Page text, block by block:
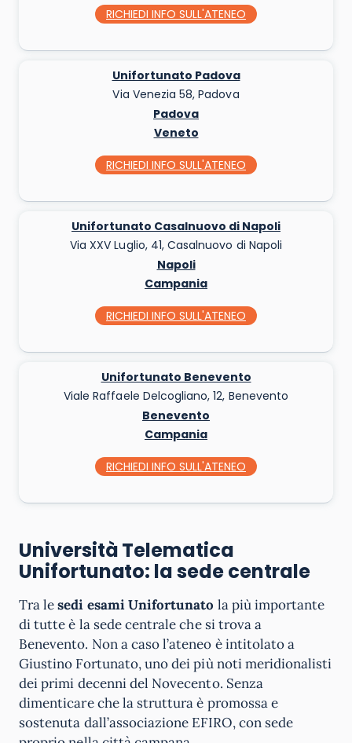
RICHIEDI INFO SULL'ATENEO
Unifortunato Padova
Via Venezia 58, Padova
Padova
Veneto
RICHIEDI INFO SULL'ATENEO
Unifortunato Casalnuovo di Napoli
Via XXV Luglio, 41, Casalnuovo di Napoli
Napoli
Campania
RICHIEDI INFO SULL'ATENEO
Unifortunato Benevento
Viale Raffaele Delcogliano, 12, Benevento
Benevento
Campania
RICHIEDI INFO SULL'ATENEO
Università Telematica
Unifortunato: la sede centrale
Tra lesedi esami Unifortunato la più importante
di tutte è la sede centrale che si trova a
Benevento. Non a caso l’ateneo è intitolato a
Giustino Fortunato, uno dei più noti meridionalisti
dei primi decenni del Novecento. Senza
dimenticare che la struttura è promossa e
sostenuta dall’associazione EFIRO, con sede